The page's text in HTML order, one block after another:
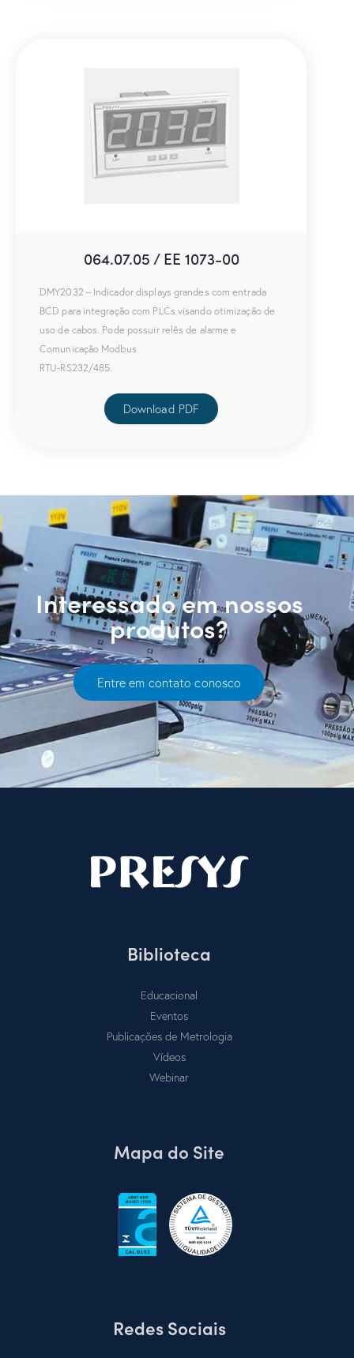
064.07.05 / EE 1073-00
DMY2032 – Indicador displays grandes com entrada
BCD para integração com PLCs visando otimização de
uso de cabos. Pode possuir relês de alarme e
Comunicação Modbus
RTU-RS232/485.
Download PDF
Interessado em nossos
produtos?
Entre em contato conosco
Biblioteca
Educacional
Eventos
Publicações de Metrologia
Vídeos
Webinar
Mapa do Site
Redes Sociais